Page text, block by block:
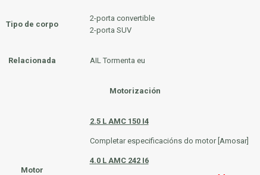
Tipo de corpo
2-porta convertible
2-porta SUV
Relacionada AIL Tormenta eu
Motorización
Motor
2.5 L AMC 150I4
Completar especificacións do motor [Amosar]
4.0 L AMC 242I6